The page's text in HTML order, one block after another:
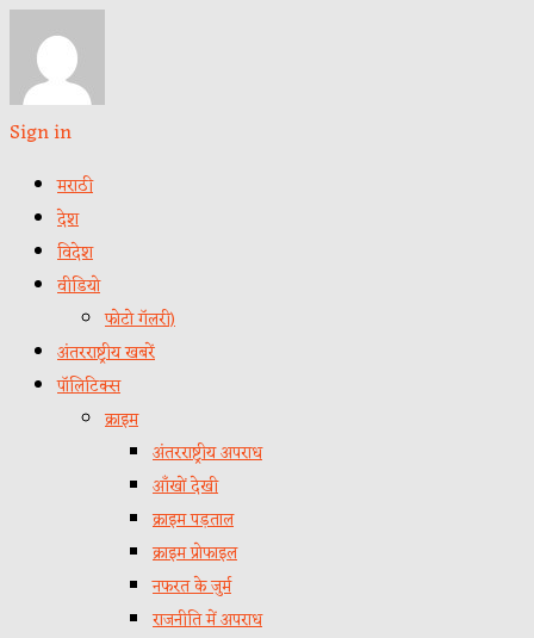
Sign in
मराठी
देश
विदेश
वीडियो
फोटो गॅलरी)
अंतरराष्ट्रीय खबरें
पॉलिटिक्स
क्राइम
अंतरराष्ट्रीय अपराध
आँखों देखी
क्राइम पड़ताल
क्राइम प्रोफाइल
नफरत के जुर्म
राजनीति में अपराध